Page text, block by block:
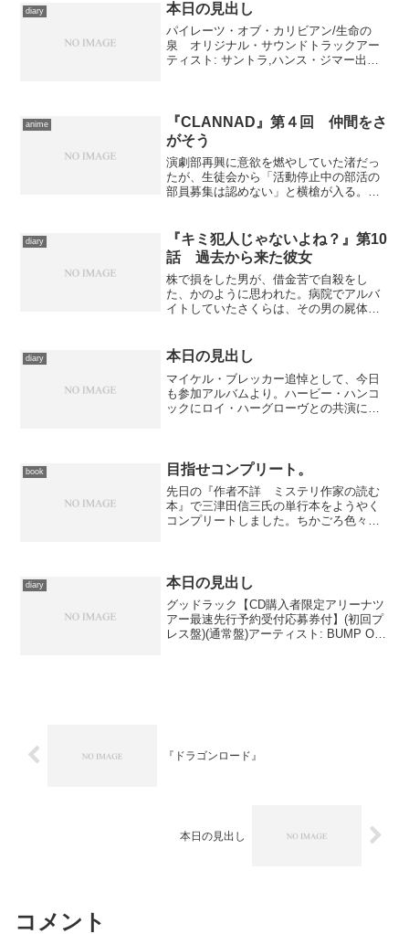
diary 本日の見出し
パイレーツ・オブ・カリビアン/生命の
泉 オリジナル・サウンドトラックアー
ティスト: サントラ,ハンス・ジマー出版
anime
『CLANNAD』第４回 仲間をさ
がそう
演劇部再興に意欲を燃やしていた渚だっ
たが、生徒会から「活動停止中の部活の
部員募集は認めない」と横槍が入る。春
でで基本的なサブキャラは出揃ったの
で、そのすべてに接触してア...
diary
『キミ犯人じゃないよね？』第10
話 過去から来た彼女
株で損をした男が、借金苦で自殺をし
た、かのように思われた。病院でアルバ
イトしていたさくらは、その男の屍体の
ぽっかりと生じた空洞にちらつく記憶の
ひとつに、その入れ墨が残っ...
diary 本日の見出し
マイケル・ブレッカー追悼として、今日
も参加アルバムより。ハービー・ハンコ
ックにロイ・ハーグローヴとの共演によ
た、小編成による鋭さが光...
book 目指せコンプリート。
先日の『作者不詳 ミステリ作家の読む
本』で三津田信三氏の単行本をようやく
コンプリートしました。ちかごろ色々と
をアップした『怪(あやし...
diary 本日の見出し
グッドラック【CD購入者限定アリーナツ
アー最速先行予約受付応募券付】(初回プ
レス盤)(通常盤)アーティスト: BUMP OF
『ドラゴンロード』
本日の見出し
コメント